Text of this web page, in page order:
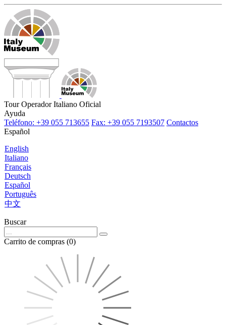
Tour Operador Italiano Oficial
Ayuda
Teléfono: +39 055 713655 Fax: +39 055 7193507 Contactos
Español
English
Italiano
Français
Deutsch
Español
Português
中文
Buscar
Carrito de compras (0)